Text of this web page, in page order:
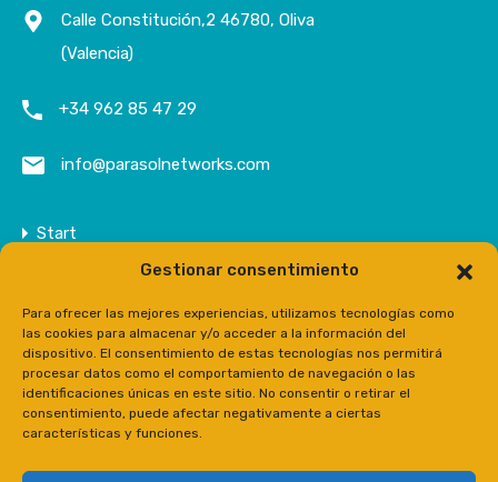
Gestionar consentimiento
Para ofrecer las mejores experiencias, utilizamos tecnologías como
las cookies para almacenar y/o acceder a la información del
dispositivo. El consentimiento de estas tecnologías nos permitirá
procesar datos como el comportamiento de navegación o las
identificaciones únicas en este sitio. No consentir o retirar el
consentimiento, puede afectar negativamente a ciertas
características y funciones.
Calle Constitución,2 46780, Oliva
(Valencia)
+34 962 85 47 29
info@parasolnetworks.com
Start
Unternehmen
Anwesen
Kontakt
Prensa